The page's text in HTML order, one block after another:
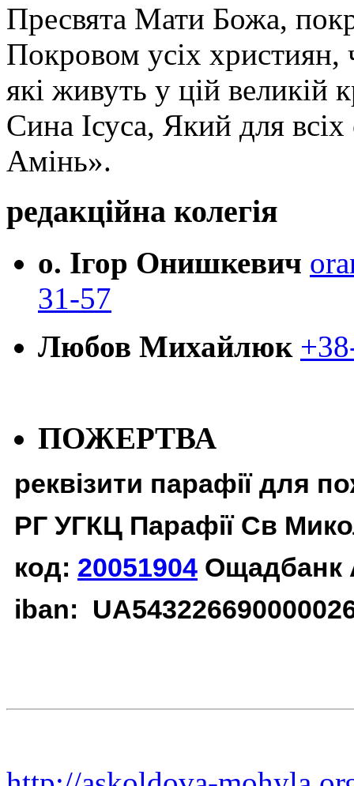
Пресвята Мати Божа,
Покровом усіх християн,
які живуть у цій великій
Сина Ісуса, Який для
Амінь».
редакційна колегія
о. Ігор Онишкевич
31-57
Любов Михайлюк
ПОЖЕРТВА
реквізити парафії для
РГ УГКЦ Парафії Св
код: 20051904 Ощадбанк
iban: